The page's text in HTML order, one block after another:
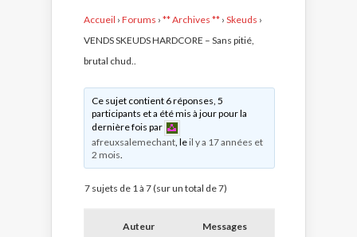
Accueil › Forums › ** Archives ** › Skeuds ›
VENDS SKEUDS HARDCORE – Sans pitié,
brutal chud..
Ce sujet contient 6 réponses, 5
participants et a été mis à jour pour la
dernière fois par
afreuxsalemechant , leil y a 17 années et
2 mois
7 sujets de 1 à 7 (sur un total de 7)
Auteur Messages